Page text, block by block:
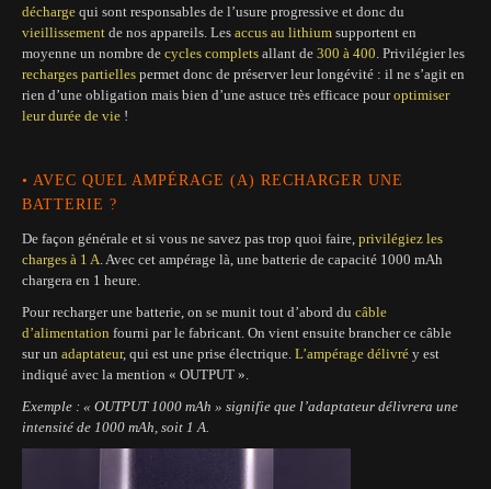
décharge qui sont responsables de l’usure progressive et donc du
vieillissement de nos appareils. Les accus au lithium supportent en
moyenne un nombre de cycles complets allant de 300 à 400. Privilégier les
recharges partielles permet donc de préserver leur longévité : il ne s’agit en
rien d’une obligation mais bien d’une astuce très efficace pouroptimiser
leur durée de vie !
• AVEC QUEL AMPÉRAGE (A) RECHARGER UNE
BATTERIE ?
De façon générale et si vous ne savez pas trop quoi faire, privilégiez les
charges à 1 A. Avec cet ampérage là, une batterie de capacité 1000 mAh
chargera en 1 heure.
Pour recharger une batterie, on se munit tout d’abord du câble
d’alimentation fourni par le fabricant. On vient ensuite brancher ce câble
sur un adaptateur, qui est une prise électrique. L’ampérage délivré y est
indiqué avec la mention « OUTPUT ».
Exemple : « OUTPUT 1000 mAh » signifie que l’adaptateur délivrera une
intensité de 1000 mAh, soit 1 A.